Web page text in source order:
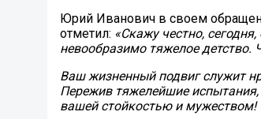
Юрий Иванович в своем
отметил: «Скажу честно,
невообразимо тяжелое детство.
Ваш жизненный подвиг служит
Пережив тяжелейшие
вашей стойкостью и мужеством!